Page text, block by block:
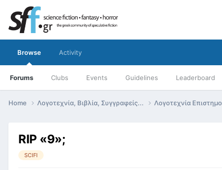
Browse
Forums Clubs Events Guidelines Leaderboard
Activity
Home Λογοτεχνία, Βιβλία, Συγγραφείς... Λογοτεχνία
RIP «9»;
SCIFI